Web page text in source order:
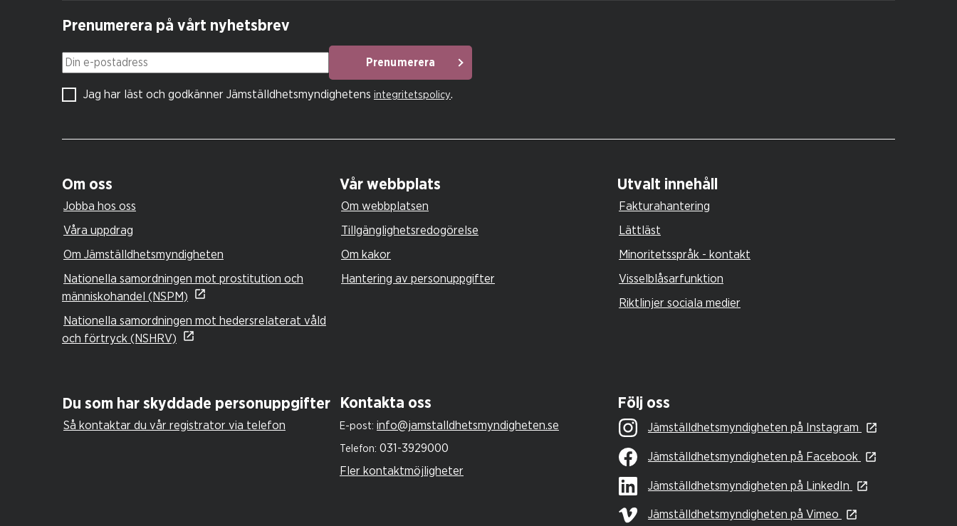
Prenumerera på vårt nyhetsbrev
Din e-postadress Prenumerera
Jag har läst och godkänner Jämställdhetsmyndighetens integritetspolicy.
Om oss
Jobba hos oss
Våra uppdrag
Om Jämställdhetsmyndigheten
Nationella samordningen mot prostitution och
människohandel (NSPM)
Nationella samordningen mot hedersrelaterat våld
och förtryck (NSHRV)
Vår webbplats
Om webbplatsen
Tillgänglighetsredogörelse
Om kakor
Hantering av personuppgifter
Utvalt innehåll
Fakturahantering
Lättläst
Minoritetsspråk - kontakt
Visselblåsarfunktion
Riktlinjer sociala medier
Du som har skyddade personuppgifter
Så kontaktar du vår registrator via telefon
Kontakta oss
E-post: info@jamstalldhetsmyndigheten.se
Telefon: 031-3929000
Fler kontaktmöjligheter
Följ oss
Jämställdhetsmyndigheten på Instagram
Jämställdhetsmyndigheten på Facebook
Jämställdhetsmyndigheten på LinkedIn
Jämställdhetsmyndigheten på Vimeo